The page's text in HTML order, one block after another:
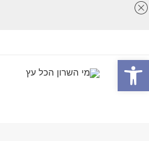
פתח סרגל נגישות